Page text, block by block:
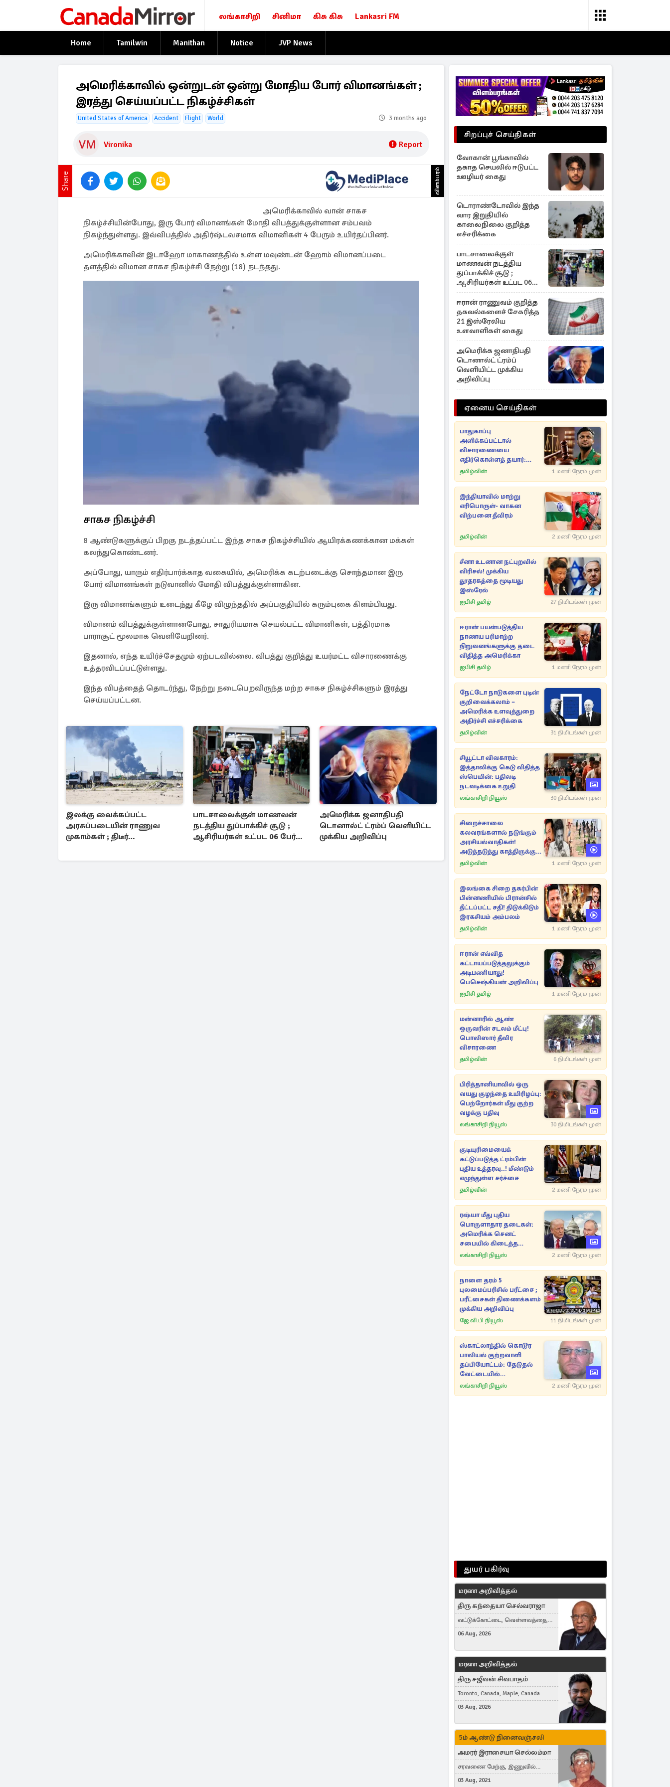
லங்காசிறி சினிமா கிசு கிசு Lankasri FM
Home Tamilwin Manithan Notice JVP News
அமெரிக்காவில் ஒன்றுடன் ஒன்று மோதிய போர் விமானங்கள் ;
இரத்து செய்யப்பட்ட நிகழ்ச்சிகள்
United States of America Accident Flight World 3 months ago
Vironika Report
Share விளம்பரம்
அமெரிக்காவில் வான் சாகச
நிகழ்ச்சியின்போது, இரு போர் விமானங்கள் மோதி விபத்துக்குள்ளான சம்பவம்
நிகழ்ந்துள்ளது. இவ்விபத்தில் அதிர்ஷ்டவசமாக விமானிகள் 4 பேரும் உயிர்தப்பினர்.
அமெரிக்காவின் இடாஹோ மாகாணத்தில் உள்ள மவுண்டன் ஹோம் விமானப்படை
தளத்தில் விமான சாகச நிகழ்ச்சி நேற்று (18) நடந்தது.
சாகச நிகழ்ச்சி
8 ஆண்டுகளுக்குப் பிறகு நடத்தப்பட்ட இந்த சாகச நிகழ்ச்சியில் ஆயிரக்கணக்கான மக்கள்
கலந்துகொண்டனர்.
அப்போது, யாரும் எதிர்பார்க்காத வகையில், அமெரிக்க கடற்படைக்கு சொந்தமான இரு
போர் விமானங்கள் நடுவானில் மோதி விபத்துக்குள்ளாகின.
இரு விமானங்களும் உடைந்து கீழே விழுந்ததில் அப்பகுதியில் கரும்புகை கிளம்பியது.
விமானம் விபத்துக்குள்ளானபோது, சாதுரியமாக செயல்பட்ட விமானிகள், பத்திரமாக
பாராசூட் மூலமாக வெளியேறினர்.
இதனால், எந்த உயிர்ச்சேதமும் ஏற்படவில்லை. விபத்து குறித்து உயர்மட்ட விசாரணைக்கு
உத்தரவிடப்பட்டுள்ளது.
இந்த விபத்தைத் தொடர்ந்து, நேற்று நடைபெறவிருந்த மற்ற சாகச நிகழ்ச்சிகளும் இரத்து
செய்யப்பட்டன.
இலக்கு வைக்கப்பட்ட
அரசுப்படையின் ராணுவ
முகாம்கள் ; திடீர்
உயிர்கள்
பாடசாலைக்குள் மாணவன்
நடத்திய துப்பாக்கிச் சூடு ;
ஆசிரியர்கள் உட்பட 06 பேர்
அமெரிக்க ஜனாதிபதி
டொனால்ட் ட்ரம்ப் வெளியிட்ட
முக்கிய அறிவிப்பு
சிறப்புச் செய்திகள்
வோகான் பூங்காவில்
தகாத செயலில் ஈடுபட்ட
ஊழியர் கைது
டொராண்டோவில் இந்த
வார இறுதியில்
காலைநிலை குறித்த
எச்சரிக்கை
பாடசாலைக்குள்
மாணவன் நடத்திய
துப்பாக்கிச் சூடு ;
ஆசிரியர்கள் உட்பட 06
பேர் உயிரிழப்பு
ஈரான் ராணுவம் குறித்த
தகவல்களைச் சேகரித்த
21 இஸ்ரேலிய
உளவாளிகள் கைது
அமெரிக்க ஜனாதிபதி
டொனால்ட் ட்ரம்ப்
வெளியிட்ட முக்கிய
அறிவிப்பு
ஏனைய செய்திகள்
பாதுகாப்பு
அளிக்கப்பட்டால்
விசாரணையை
எதிர்கொள்ளத் தயார்:
சாகிப் அல் ஹசன்
தமிழ்வின் 1 மணி நேரம் முன்
இந்தியாவில் மாற்று
எரிபொருள்- வாகன
விற்பனை தீவிரம்
தமிழ்வின் 2 மணி நேரம் முன்
சீனா உடனான நட்புறவில்
விரிசல்! முக்கிய
தூதரகத்தை மூடியது
இஸ்ரேல்
ஐபிசி தமிழ் 27 நிமிடங்கள் முன்
ஈரான் பயன்படுத்திய
நாணய பரிமாற்ற
நிறுவனங்களுக்கு தடை
விதித்த அமெரிக்கா
ஐபிசி தமிழ் 1 மணி நேரம் முன்
நேட்டோ நாடுகளை புடின்
குறிவைக்கலாம் –
அமெரிக்க உளவுத்துறை
அதிர்ச்சி எச்சரிக்கை
தமிழ்வின் 31 நிமிடங்கள் முன்
சியூட்டா விவகாரம்:
இத்தாலிக்கு கெடு விதித்த
ஸ்பெயின்: பதிலடி
நடவடிக்கை உறுதி
லங்காசிறி நியூஸ் 30 நிமிடங்கள் முன்
சிறைச்சாலை
கலவரங்களால் நடுங்கும்
அரசியல்வாதிகள்!
அடுத்தடுத்து காத்திருக்கும்
காட்சிகள்..
தமிழ்வின் 1 மணி நேரம் முன்
இலங்கை சிறை தகர்பின்
பின்னணியில் பிரான்சில்
தீட்டப்பட்ட சதி! திடுக்கிடும்
இரகசியம் அம்பலம்
தமிழ்வின் 1 மணி நேரம் முன்
ஈரான் எவ்வித
கட்டாயப்படுத்தலுக்கும்
அடிபணியாது!
பெசெஷ்கியன் அறிவிப்பு
ஐபிசி தமிழ் 1 மணி நேரம் முன்
மன்னாரில் ஆண்
ஒருவரின் சடலம் மீட்பு!
பொலிஸார் தீவிர
விசாரணை
தமிழ்வின் 6 நிமிடங்கள் முன்
பிரித்தானியாவில் ஒரு
வயது குழந்தை உயிரிழப்பு:
பெற்றோர்கள் மீது குற்ற
வழக்கு பதிவு
லங்காசிறி நியூஸ் 30 நிமிடங்கள் முன்
குடியுரிமையைக்
கட்டுப்படுத்த ட்ரம்பின்
புதிய உத்தரவு..! மீண்டும்
எழுந்துள்ள சர்ச்சை
தமிழ்வின் 2 மணி நேரம் முன்
ரஷ்யா மீது புதிய
பொருளாதார தடைகள்:
அமெரிக்க செனட்
சபையில் கிடைத்த
ஒப்புதல்
லங்காசிறி நியூஸ் 2 மணி நேரம் முன்
நாளை தரம் 5
புலமைப்பரிசில் பரீட்சை ;
பரீட்சைகள் திணைக்களம்
முக்கிய அறிவிப்பு
ஜே.வி.பி நியூஸ் 11 நிமிடங்கள் முன்
ஸ்காட்லாந்தில் கொடூர
பாலியல் குற்றவாளி
தப்பியோட்டம்: தேடுதல்
வேட்டையில்
காவல்துறையினர்
லங்காசிறி நியூஸ் 2 மணி நேரம் முன்
துயர் பகிர்வு
மரண அறிவித்தல்
திரு கந்தையா செல்வராஜா
வட்டுக்கோட்டை, வெள்ளவத்தை,
Toronto, Canada
06 Aug, 2026
மரண அறிவித்தல்
திரு சஜீவன் சிவபாதம்
Toronto, Canada, Maple, Canada
03 Aug, 2026
5ம் ஆண்டு நினைவஞ்சலி
அமரர் இராசையா செல்லம்மா
சரவணை மேற்கு, இணுவில்
கிழக்கு
03 Aug, 2021